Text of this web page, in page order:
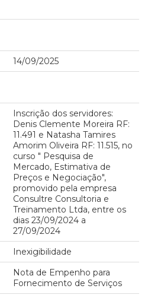
14/09/2025
Inscrição dos servidores:
Denis Clemente Moreira RF:
11.491 e Natasha Tamires
Amorim Oliveira RF: 11.515, no
curso " Pesquisa de
Mercado, Estimativa de
Preços e Negociação",
promovido pela empresa
Consultre Consultoria e
Treinamento Ltda, entre os
dias 23/09/2024 a
27/09/2024
Inexigibilidade
Nota de Empenho para
Fornecimento de Serviços